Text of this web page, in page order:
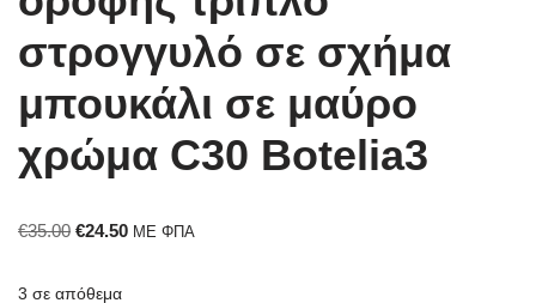
στρογγυλό σε σχήμα
μπουκάλι σε μαύρο
χρώμα C30 Botelia3
€35.00 €24.50 ΜΕ ΦΠΑ
3 σε απόθεμα